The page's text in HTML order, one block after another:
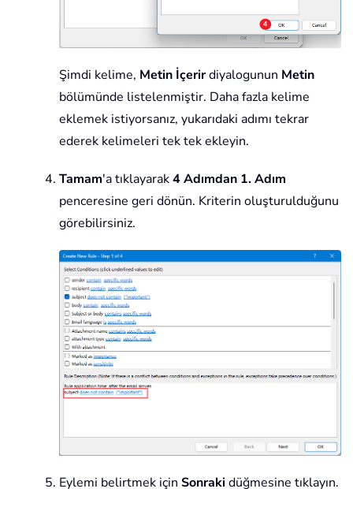
Şimdi kelime, Metin İçerirdiyalogunun Metin
bölümünde listelenmiştir. Daha fazla kelime
eklemek istiyorsanız, yukarıdaki adımı tekrar
ederek kelimeleri tek tek ekleyin.
Tamam'a tıklayarak4 Adımdan 1. Adım
penceresine geri dönün. Kriterin oluşturulduğunu
görebilirsiniz.
Eylemi belirtmek için Sonraki düğmesine tıklayın.